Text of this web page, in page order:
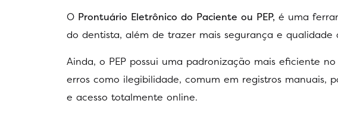
O Prontuário Eletrônico do Paciente ou PEP, é uma
do dentista, além de trazer mais segurança e
Ainda, o PEP possui uma padronização mais eficiente
erros como ilegibilidade, comum em registros manuais,
e acesso totalmente online.